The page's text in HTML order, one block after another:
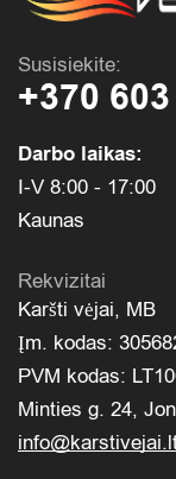
Susisiekite:
+370
Darbo laikas:
I-V 8:00 - 17:00
Kaunas
Rekvizitai
Karšti vėjai, MB
Įm. kodas:
PVM kodas:
Minties g. 24,